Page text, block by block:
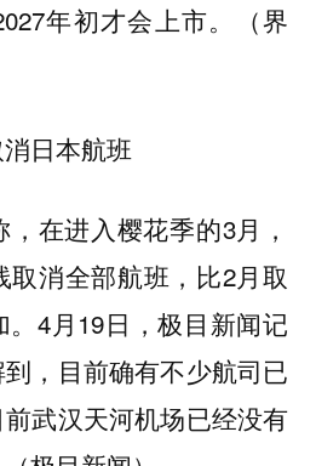
年初才会上市。（界
日本航班
在进入樱花季的3月，
取消全部航班，比2月取
4月19日，极目新闻记
，目前确有不少航司已
武汉天河机场已经没有